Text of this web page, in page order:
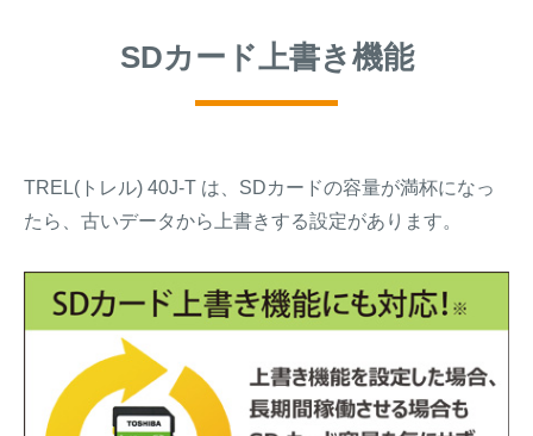
SDカード上書き機能
TREL(トレル) 40J-T は、SDカードの容量が満杯になっ
たら、古いデータから上書きする設定があります。